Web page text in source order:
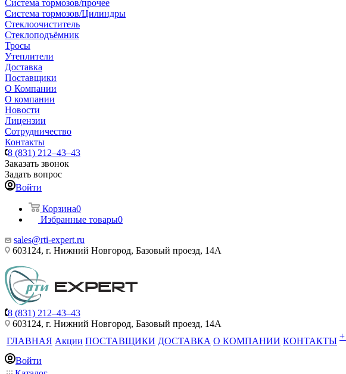
Система тормозов/прочее
Система тормозов/Цилиндры
Стеклоочиститель
Стеклоподъёмник
Тросы
Утеплители
Доставка
Поставщики
О Компании
О компании
Новости
Лицензии
Сотрудничество
Контакты
8 (831) 212–43–43
Заказать звонок
Задать вопрос
Войти
Корзина0
Избранные товары0
sales@rti-expert.ru
603124, г. Нижний Новгород, Базовый проезд, 14А
8 (831) 212–43–43
603124, г. Нижний Новгород, Базовый проезд, 14А
ГЛАВНАЯ Акции ПОСТАВЩИКИ ДОСТАВКА О КОМПАНИИ КОНТАКТЫ
Войти